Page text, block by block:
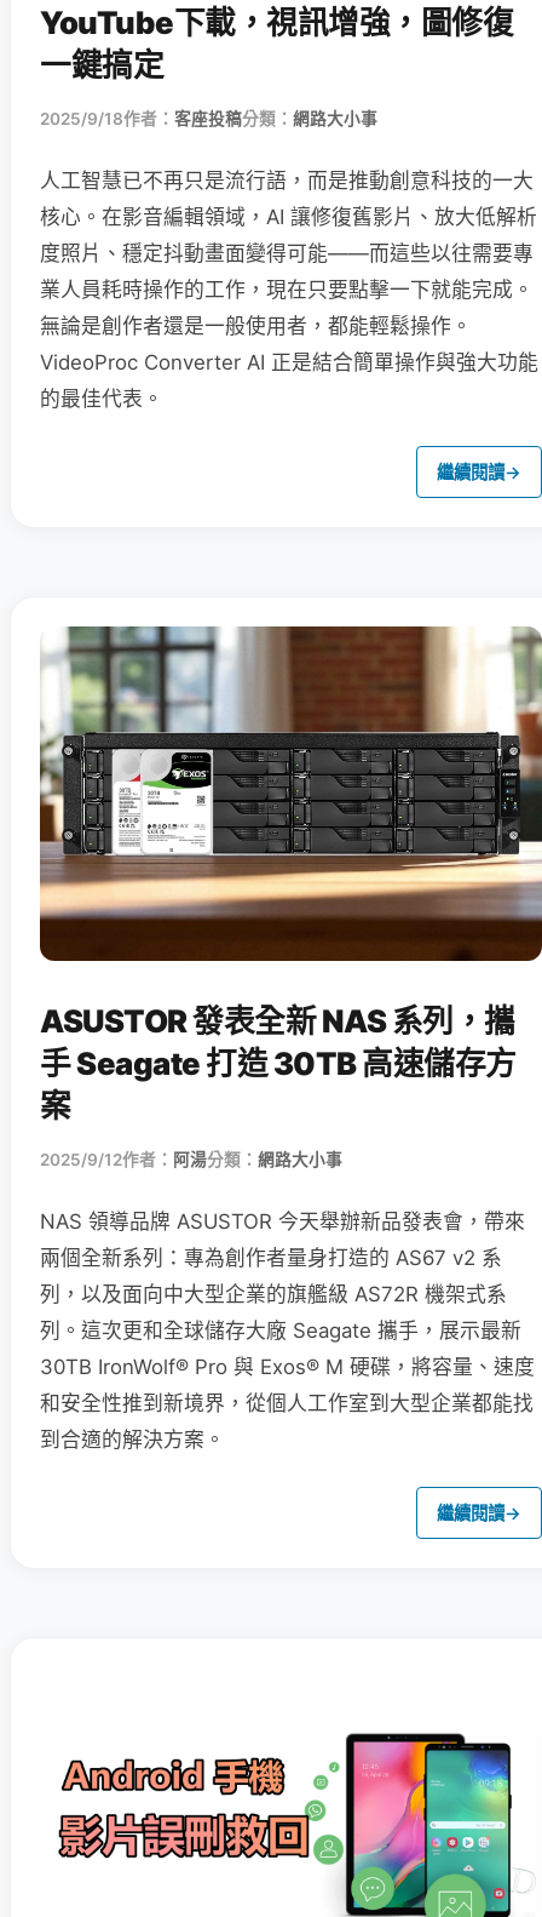
YouTube下載，視訊增強，圖修復
一鍵搞定
2025/9/18作者： 客座投稿分類： 網路大小事
人工智慧已不再只是流行語，而是推動創意科技的一大
核心。在影音編輯領域，AI 讓修復舊影片、放大低解析
度照片、穩定抖動畫面變得可能——而這些以往需要專
業人員耗時操作的工作，現在只要點擊一下就能完成。
無論是創作者還是一般使用者，都能輕鬆操作。
VideoProc Converter AI 正是結合簡單操作與強大功能
的最佳代表。
繼續閱讀→
ASUSTOR 發表全新 NAS 系列，攜
手 Seagate 打造 30TB 高速儲存方
案
2025/9/12作者： 阿湯分類： 網路大小事
NAS 領導品牌 ASUSTOR 今天舉辦新品發表會，帶來
兩個全新系列：專為創作者量身打造的 AS67 v2 系
列，以及面向中大型企業的旗艦級 AS72R 機架式系
列。這次更和全球儲存大廠 Seagate 攜手，展示最新
30TB IronWolf® Pro 與 Exos® M 硬碟，將容量、速度
和安全性推到新境界，從個人工作室到大型企業都能找
到合適的解決方案。
繼續閱讀→